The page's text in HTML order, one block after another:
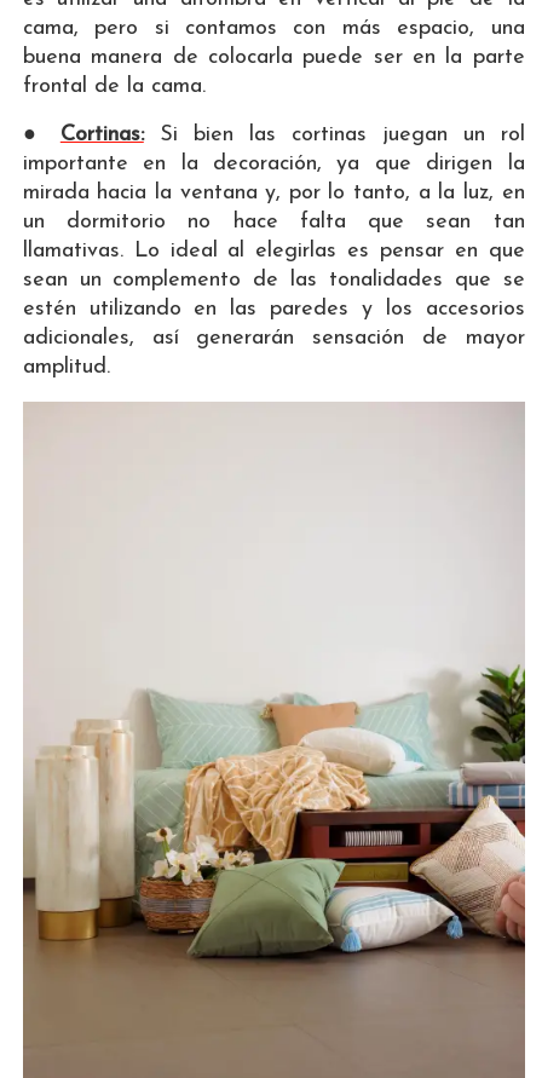
cama, pero si contamos con más espacio, una
buena manera de colocarla puede ser en la parte
frontal de la cama.
● Cortinas:Si bien las cortinas juegan un rol
importante en la decoración, ya que dirigen la
mirada hacia la ventana y, por lo tanto, a la luz, en
un dormitorio no hace falta que sean tan
llamativas. Lo ideal al elegirlas es pensar en que
sean un complemento de las tonalidades que se
estén utilizando en las paredes y los accesorios
adicionales, así generarán sensación de mayor
amplitud.